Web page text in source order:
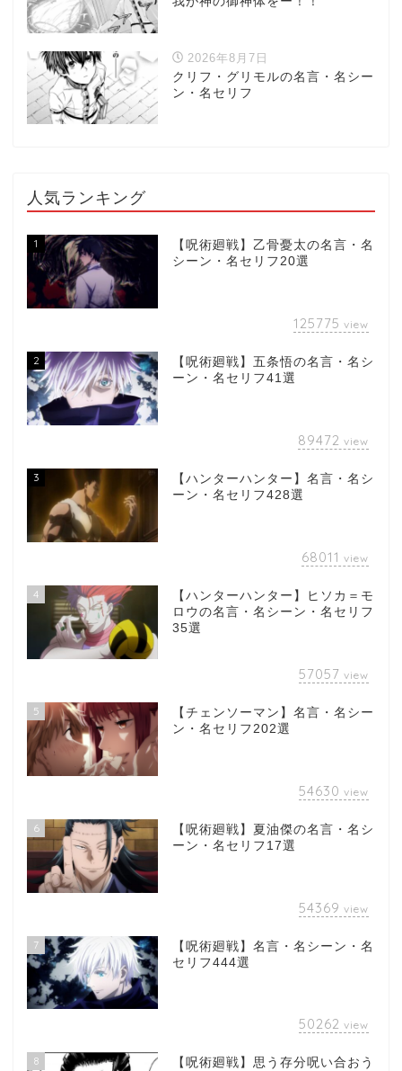
2026年8月7日
クリフ・グリモルの名言・名シー
ン・名セリフ
人気ランキング
1
【呪術廻戦】乙骨憂太の名言・名
シーン・名セリフ20選
125775 view
2
【呪術廻戦】五条悟の名言・名シ
ーン・名セリフ41選
89472 view
3
【ハンターハンター】名言・名シ
ーン・名セリフ428選
68011 view
4
【ハンターハンター】ヒソカ＝モ
ロウの名言・名シーン・名セリフ
35選
57057 view
5
【チェンソーマン】名言・名シー
ン・名セリフ202選
54630 view
6
【呪術廻戦】夏油傑の名言・名シ
ーン・名セリフ17選
54369 view
7
【呪術廻戦】名言・名シーン・名
セリフ444選
50262 view
8
【呪術廻戦】思う存分呪い合おう